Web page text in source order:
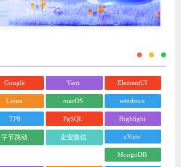
Google Vant ElementUI
Linux macOS windows
TP8 PgSQL Highlight
字节跳动 企业微信 uView
MongoDB